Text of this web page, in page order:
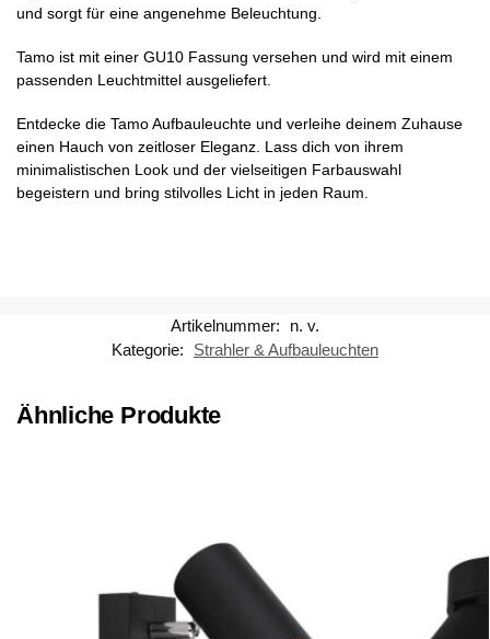
und sorgt für eine angenehme Beleuchtung.
Tamo ist mit einer GU10 Fassung versehen und wird mit einem
passenden Leuchtmittel ausgeliefert.
Entdecke die Tamo Aufbauleuchte und verleihe deinem Zuhause
einen Hauch von zeitloser Eleganz. Lass dich von ihrem
minimalistischen Look und der vielseitigen Farbauswahl
begeistern und bring stilvolles Licht in jeden Raum.
Artikelnummer:
n. v.
Kategorie:
Strahler & Aufbauleuchten
Ähnliche Produkte